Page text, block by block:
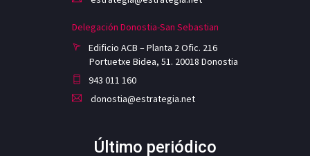
Delegación Donostia-San Sebastian
Edificio ACB – Planta 2 Ofic. 216
Portuetxe Bidea, 51. 20018 Donostia
943 011 160
donostia@estrategia.net
Último periódico